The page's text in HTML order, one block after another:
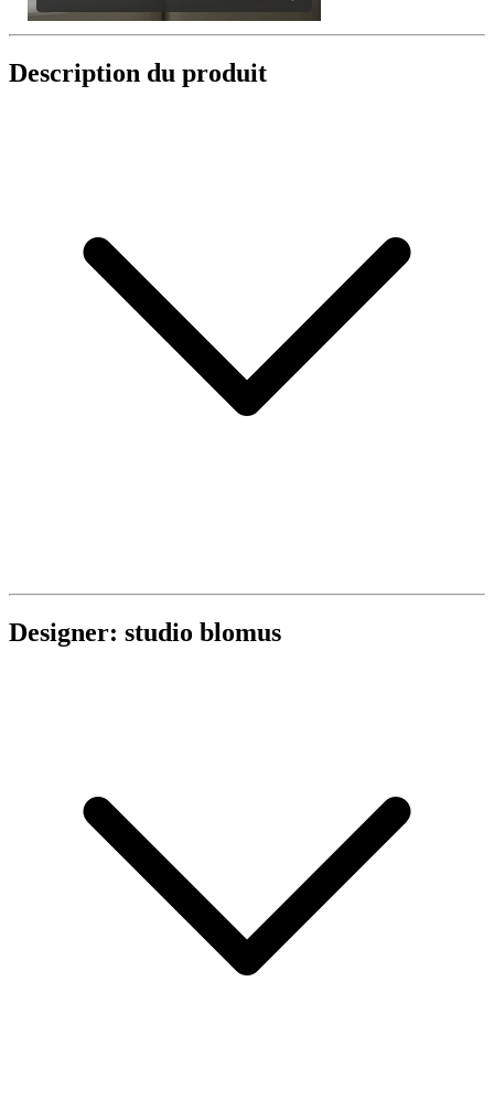
Description du produit
Designer: studio blomus